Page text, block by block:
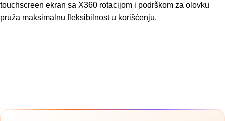
touchscreen ekran sa X360 rotacijom i podrškom za olovku
pruža maksimalnu fleksibilnost u korišćenju.